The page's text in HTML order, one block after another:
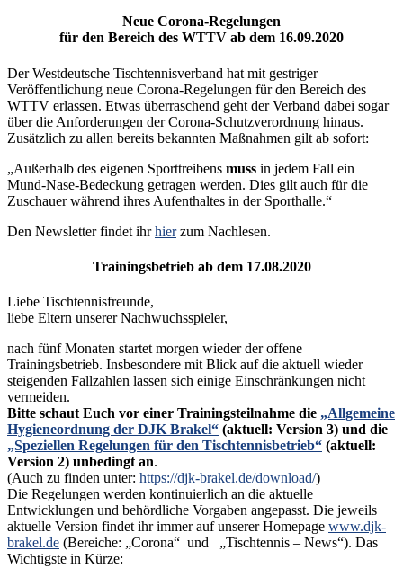
Neue Corona-Regelungen
für den Bereich des WTTV ab dem 16.09.2020
Der Westdeutsche Tischtennisverband hat mit gestriger
Veröffentlichung neue Corona-Regelungen für den Bereich des
WTTV erlassen. Etwas überraschend geht der Verband dabei sogar
über die Anforderungen der Corona-Schutzverordnung hinaus.
Zusätzlich zu allen bereits bekannten Maßnahmen gilt ab sofort:
„Außerhalb des eigenen Sporttreibens muss in jedem Fall ein
Mund-Nase-Bedeckung getragen werden. Dies gilt auch für die
Zuschauer während ihres Aufenthaltes in der Sporthalle.“
Den Newsletter findet ihrhierzum Nachlesen.
Trainingsbetrieb ab dem 17.08.2020
Liebe Tischtennisfreunde,
liebe Eltern unserer Nachwuchsspieler,
nach fünf Monaten startet morgen wieder der offene
Trainingsbetrieb. Insbesondere mit Blick auf die aktuell wieder
steigenden Fallzahlen lassen sich einige Einschränkungen nicht
vermeiden.
Bitte schaut Euch vor einer Trainingsteilnahme die „Allgemeine
Hygieneordnung der DJK Brakel“ (aktuell: Version 3) und die
„Speziellen Regelungen für den Tischtennisbetrieb“ (aktuell:
Version 2) unbedingt an.
(Auch zu finden unter: https://djk-brakel.de/download/)
Die Regelungen werden kontinuierlich an die aktuelle
Entwicklungen und behördliche Vorgaben angepasst. Die jeweils
aktuelle Version findet ihr immer auf unserer Homepage www.djk-
brakel.de (Bereiche: „Corona“ und „Tischtennis – News“). Das
Wichtigste in Kürze: